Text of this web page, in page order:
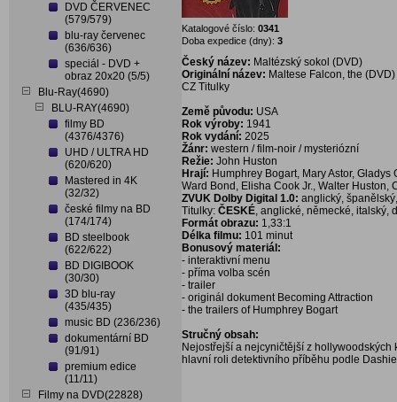
DVD ČERVENEC
(579/579)
blu-ray červenec
(636/636)
speciál - DVD +
obraz 20x20 (5/5)
Blu-Ray(4690)
BLU-RAY(4690)
filmy BD
(4376/4376)
UHD / ULTRA HD
(620/620)
Mastered in 4K
(32/32)
české filmy na BD
(174/174)
BD steelbook
(622/622)
BD DIGIBOOK
(30/30)
3D blu-ray
(435/435)
music BD (236/236)
dokumentární BD
(91/91)
premium edice
(11/11)
Filmy na DVD(22828)
Katalogové číslo: 0341
Doba expedice (dny): 3
Český název: Maltézský sokol (DVD)
Originální název: Maltese Falcon, the (DVD)
CZ Titulky
Země původu: USA
Rok výroby: 1941
Rok vydání: 2025
Žánr: western / film-noir / mysteriózní
Režie: John Huston
Hrají: Humphrey Bogart, Mary Astor,
Ward Bond, Elisha Cook Jr., Walter Huston,
ZVUK Dolby Digital 1.0: anglický,
Titulky: ČESKÉ, anglické, německé, italský,
Formát obrazu: 1,33:1
Délka filmu: 101 minut
Bonusový materiál:
- interaktivní menu
- příma volba scén
- trailer
- originál dokument Becoming Attraction
- the trailers of Humphrey Bogart
Stručný obsah:
Nejostřejší a nejcyničtější z
hlavní roli detektivního příběhu podle